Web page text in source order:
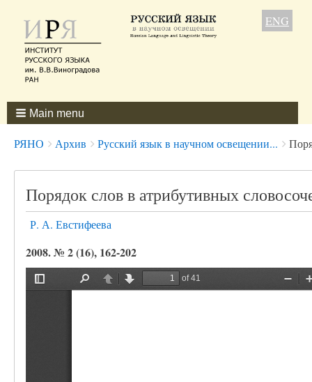
ENG
Main menu
Breadcrumbs
You
РЯНО Архив Русский язык в научном освещении...
Порядок слов в атрибутивных
Р. А. Евстифеева
2008. № 2 (16), 162-202